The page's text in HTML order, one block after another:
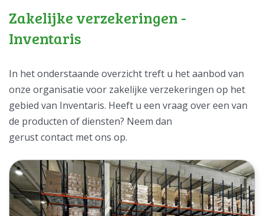
Zakelijke verzekeringen -
Inventaris
In het onderstaande overzicht treft u het aanbod van
onze organisatie voor zakelijke verzekeringen op het
gebied van Inventaris. Heeft u een vraag over een van
de producten of diensten? Neem dan
gerust contact met ons op.